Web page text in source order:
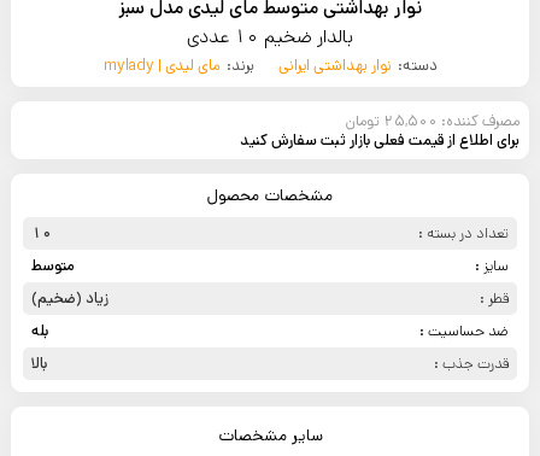
نوار بهداشتی متوسط مای لیدی مدل سبز
بالدار ضخیم 10 عددی
دسته: نوار بهداشتی ایرانی برند: مای لیدی | mylady
مصرف کننده: 25,500 تومان
برای اطلاع از قیمت فعلی بازار ثبت سفارش کنید
مشخصات محصول
تعداد در بسته :
10
سایز :
متوسط
قطر :
زیاد (ضخیم)
ضد حساسیت :
بله
قدرت جذب :
بالا
سایر مشخصات